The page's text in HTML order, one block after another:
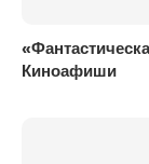
Киноафиши